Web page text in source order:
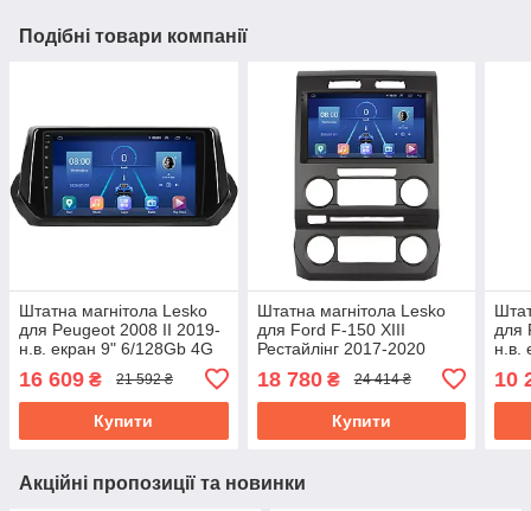
Подібні товари компанії
Штатна магнітола Lesko
для Peugeot 2008 II 2019-
н.в. екран 9" 6/128Gb 4G
16 609 ₴ 21 592 ₴
Купити
Штатна магнітола Lesko
для Ford F-150 XIII
Рестайлінг 2017-2020
екран 9" 4/32Gb 4G Wi-Fi
GPS Top
18 780₴ 24 414 ₴
Купити
для
н.в.
10
Акційні пропозиції та новинки